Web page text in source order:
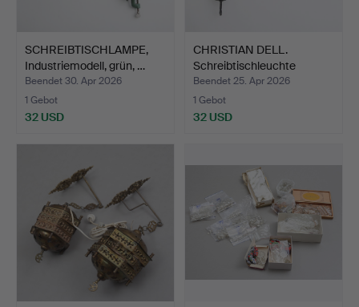
SCHREIBTISCHLAMPE,
Industriemodell, grün, …
Beendet 30. Apr 2026
1 Gebot
32 USD
CHRISTIAN DELL.
Schreibtischleuchte
'Model…
Beendet 25. Apr 2026
1 Gebot
32 USD